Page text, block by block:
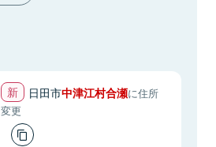
日田市中津江村合瀬に住所
変更